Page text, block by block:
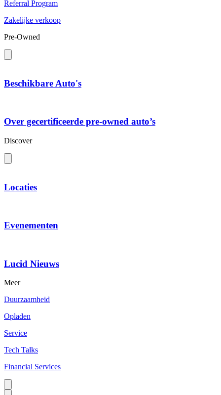
Referral Program
Zakelijke verkoop
Pre-Owned
Beschikbare Auto's
Over gecertificeerde pre-owned auto’s
Discover
Locaties
Evenementen
Lucid Nieuws
Meer
Duurzaamheid
Opladen
Service
Tech Talks
Financial Services